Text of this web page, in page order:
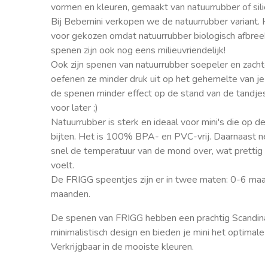
vormen en kleuren, gemaakt van natuurrubber of
Bij Bebemini verkopen we de natuurrubber variant.
voor gekozen omdat natuurrubber biologisch
spenen zijn ook nog eens milieuvriendelijk!
Ook zijn spenen van natuurrubber soepeler en
oefenen ze minder druk uit op het gehemelte van
de spenen minder effect op de stand van de
voor later ;)
Natuurrubber is sterk en ideaal voor mini's die op
bijten. Het is 100% BPA- en PVC-vrij. Daarnaast
snel de temperatuur van de mond over, wat
voelt.
De FRIGG speentjes zijn er in twee maten: 0-6
maanden.
De spenen van FRIGG hebben een prachtig
minimalistisch design en bieden je mini het
Verkrijgbaar in de mooiste kleuren.